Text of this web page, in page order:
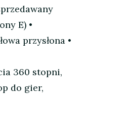
E) •
przysłona •
360 stopni,
do gier,